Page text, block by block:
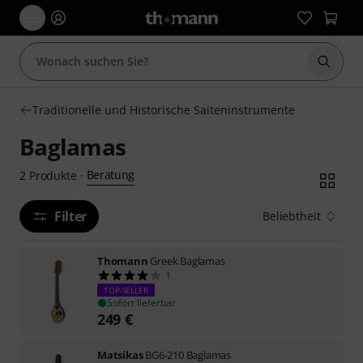
Suche
Traditionelle und Historische Saiteninstrumente
Baglamas
2 Produkte · Beratung
Filter Beliebtheit
Thomann Greek Baglamas
1
TOP-SELLER
Sofort lieferbar
249 €
MatsikasBG6-210 Baglamas